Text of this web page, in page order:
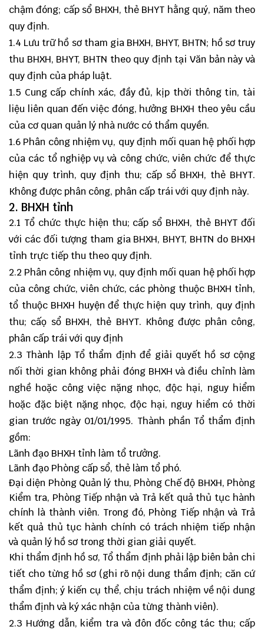
chậm đóng; cấp sổ BHXH, thẻ BHYT hằng quý, năm theo
quy định.
1.4 Lưu trữ hồ sơ tham gia BHXH, BHYT, BHTN; hồ sơ truy
thu BHXH, BHYT, BHTN theo quy định tại Văn bản này và
quy định của pháp luật.
1.5 Cung cấp chính xác, đầy đủ, kịp thời thông tin, tài
liệu liên quan đến việc đóng, hưởng BHXH theo yêu cầu
của cơ quan quản lý nhà nước có thẩm quyền.
1.6 Phân công nhiệm vụ, quy định mối quan hệ phối hợp
của các tổ nghiệp vụ và công chức, viên chức để thực
hiện quy trình, quy định thu; cấp sổ BHXH, thẻ BHYT.
Không được phân công, phân cấp trái với quy định này.
2. BHXH tỉnh
2.1 Tổ chức thực hiện thu; cấp sổ BHXH, thẻ BHYT đối
với các đối tượng tham gia BHXH, BHYT, BHTN do BHXH
tỉnh trực tiếp thu theo quy định.
2.2 Phân công nhiệm vụ, quy định mối quan hệ phối hợp
của công chức, viên chức, các phòng thuộc BHXH tỉnh,
tổ thuộc BHXH huyện để thực hiện quy trình, quy định
thu; cấọ sổ BHXH, thẻ BHYT. Không được phân công,
phân cấp trái với quy định
2.3 Thành lập Tổ thẩm định để giải quyết hồ sơ cộng
nối thời gian không phải đóng BHXH và điều chỉnh làm
nghề hoặc công việc nặng nhọc, độc hại, nguy hiểm
hoặc đặc biệt nặng nhọc, độc hại, nguy hiểm có thời
gian trước ngày 01/01/1995. Thành phần Tổ thẩm định
gồm:
Lãnh đạo BHXH tỉnh làm tổ trưởng.
Lãnh đạo Phòng cấp sổ, thẻ làm tổ phó.
Đại diện Phòng Quản lý thu, Phòng Chế độ BHXH, Phòng
Kiểm tra, Phòng Tiếp nhận và Trả kết quả thủ tục hành
chính là thành viên. Trong đó, Phòng Tiếp nhận và Trả
kết quả thủ tục hành chính có trách nhiệm tiếp nhận
và quản lý hồ sơ trong thời gian giải quyết.
Khi thẩm định hồ sơ, Tổ thẩm định phải lập biên bản chi
tiết cho từng hồ sơ (ghi rõ nội dung thẩm định; căn cứ
thẩm định; ý kiến cụ thể, chịu trách nhiệm về nội dung
thẩm định và ký xác nhận của từng thành viên).
2.3 Hướng dẫn, kiểm tra và đôn đốc công tác thu; cấp